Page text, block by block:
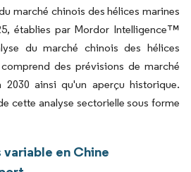
marché chinois des hélices marines
établies par Mordor Intelligence™
du marché chinois des hélices
des prévisions de marché
ainsi qu'un aperçu historique.
cette analyse sectorielle sous forme
variable en Chine